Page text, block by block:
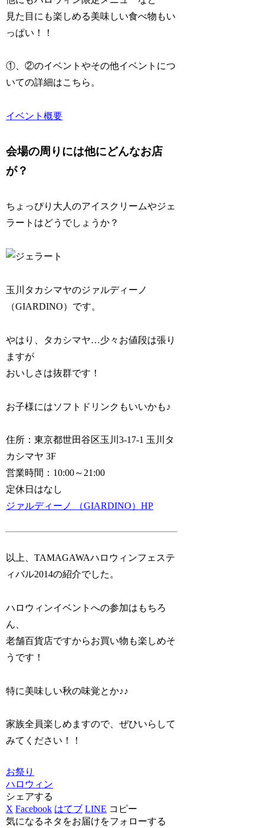
見た目にも楽しめる美味しい食べ物もい
っぱい！！
①、②のイベントやその他イベントにつ
いての詳細はこちら。
イベント概要
会場の周りには他にどんなお店
が？
ちょっぴり大人のアイスクリームやジェ
ラートはどうでしょうか？
玉川タカシマヤのジァルディーノ
（GIARDINO） です。
やはり、タカシマヤ…少々お値段は張り
ますが
おいしさは抜群です！
お子様にはソフトドリンクもいいかも♪
住所：東京都世田谷区玉川3-17-1 玉川タ
カシマヤ 3F
営業時間：10:00～21:00
定休日はなし
ジァルディーノ （GIARDINO）HP
以上、TAMAGAWAハロウィンフェステ
ィバル2014の紹介でした。
ハロウィンイベントへの参加はもちろ
ん、
老舗百貨店ですからお買い物も楽しめそ
うです！
特に美味しい秋の味覚とか♪♪
家族全員楽しめますので、ぜひいらして
みてください！！
お祭り
ハロウィン
シェアする
X Facebook はてブ LINE コピー
気になるネタをお届けをフォローする